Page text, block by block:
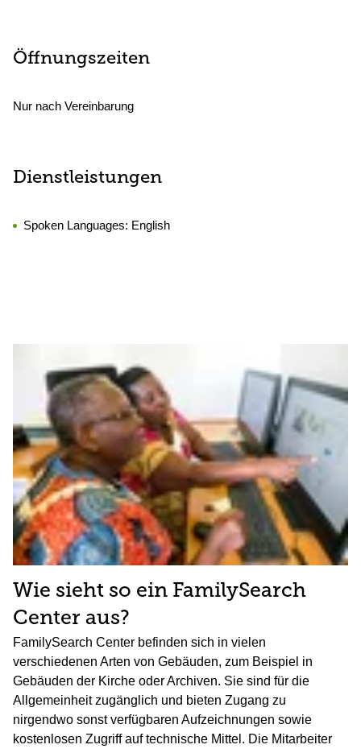
Öffnungszeiten
Nur nach Vereinbarung
Dienstleistungen
Spoken Languages: English
Wie sieht so ein FamilySearch
Center aus?
FamilySearch Center befinden sich in vielen
verschiedenen Arten von Gebäuden, zum Beispiel in
Gebäuden der Kirche oder Archiven. Sie sind für die
Allgemeinheit zugänglich und bieten Zugang zu
nirgendwo sonst verfügbaren Aufzeichnungen sowie
kostenlosen Zugriff auf technische Mittel. Die Mitarbeiter